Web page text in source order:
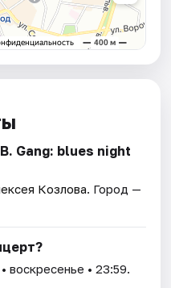
Gang: blues night
Козлова. Город —
• воскресенье • 23:59.